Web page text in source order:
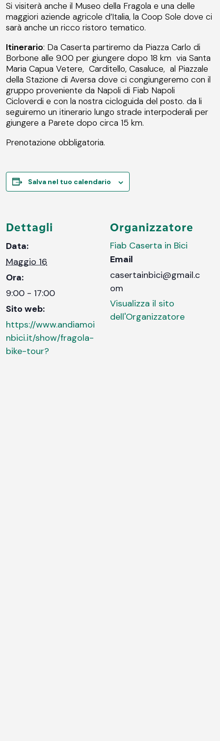
Si visiterà anche il Museo della Fragola e una delle
maggiori aziende agricole d’Italia, la Coop Sole dove ci
sarà anche un ricco ristoro tematico.
Itinerario: Da Caserta partiremo da Piazza Carlo di
Borbone alle 9.00 per giungere dopo 18 km via Santa
Maria Capua Vetere, Carditello, Casaluce, al Piazzale
della Stazione di Aversa dove ci congiungeremo con il
gruppo proveniente da Napoli di Fiab Napoli
Cicloverdi e con la nostra cicloguida del posto. da li
seguiremo un itinerario lungo strade interpoderali per
giungere a Parete dopo circa 15 km.
Prenotazione obbligatoria.
Salva nel tuo calendario
Dettagli
Data:
Maggio 16
Ora:
9:00 - 17:00
Sito web:
https://www.andiamoi
nbici.it/show/fragola-
bike-tour?
Organizzatore
Fiab Caserta in Bici
Email
casertainbici@gmail.c
om
Visualizza il sito
dell'Organizzatore